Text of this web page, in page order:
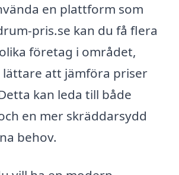
en plattform som
pris.se kan du få flera
företag i området,
att jämföra priser
kan leda till både
en mer skräddarsydd
behov.